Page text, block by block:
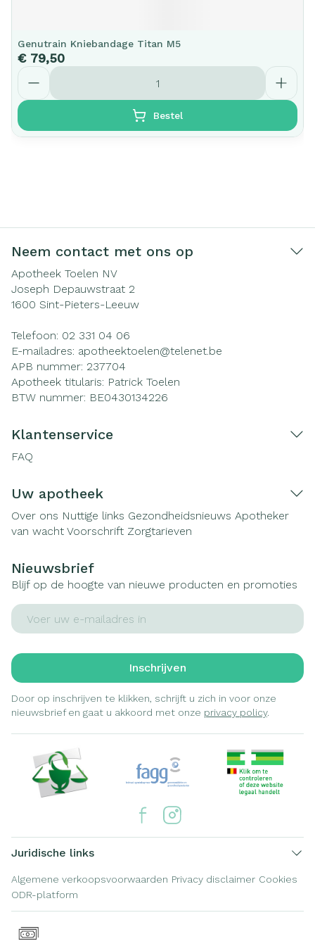
Genutrain Kniebandage Titan M5
€ 79,50
Aantal
Bestel
Neem contact met ons op
Apotheek Toelen NV
Joseph Depauwstraat 2
1600 Sint-Pieters-Leeuw
Telefoon: 02 331 04 06
E-mailadres: apotheektoelen@telenet.be
APB nummer: 237704
Apotheek titularis: Patrick Toelen
BTW nummer: BE0430134226
Klantenservice
FAQ
Uw apotheek
Over ons Nuttige links Gezondheidsnieuws Apotheker
van wacht Voorschrift Zorgtarieven
Nieuwsbrief
Blijf op de hoogte van nieuwe producten en promoties
E-mail adres
Inschrijven
Door op inschrijven te klikken, schrijft u zich in voor onze
nieuwsbrief en gaat u akkoord met onze privacy policy.
Juridische links
Algemene verkoopsvoorwaarden Privacy disclaimer Cookies
ODR-platform